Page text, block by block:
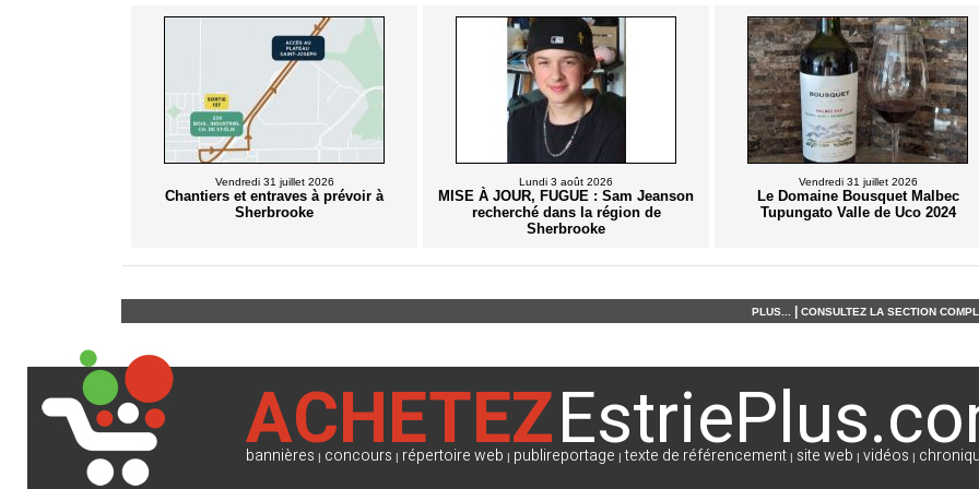
Vendredi 31 juillet 2026
Chantiers et entraves à prévoir à
Sherbrooke
Lundi 3 août 2026
MISE À JOUR, FUGUE : Sam Jeanson
recherché dans la région de
Sherbrooke
Vendredi 31 juillet 2026
Le Domaine Bousquet Malbec
Tupungato Valle de Uco 2024
PLUS... CONSULTEZ LA SECTION
ACHETEZ
bannières | concours | répertoire web | publireportage |texte de référencement| site web | vidéos |